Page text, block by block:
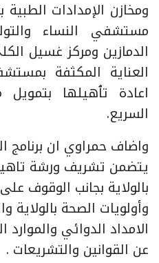
ومخازن الإمدادات
مستشفي النساء
الدمازين ومركز غسيل
العناية المكثفة
اعادة تٱهيلها
السريع.
واضاف حمراوي ان برنامج
يتضمن تشريف ورشة
بالولاية بجانب الوقوف
وأولويات الصحة
الامداد الدوائي
عن القوانين والتشريعات .